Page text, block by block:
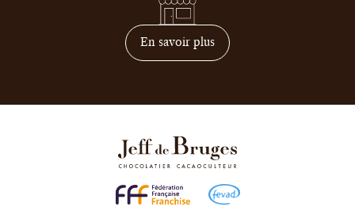
En savoir plussur comment devenir